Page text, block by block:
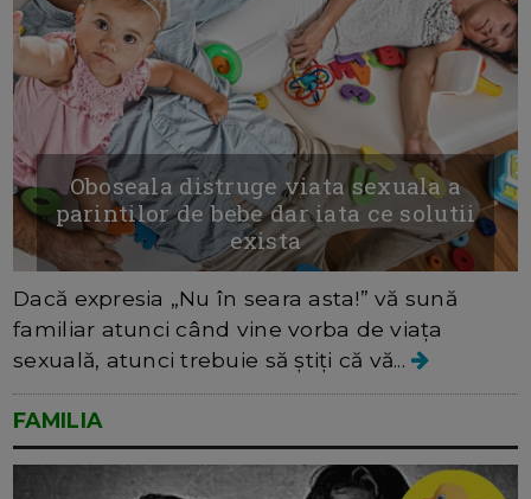
Oboseala distruge viata sexuala a
parintilor de bebe dar iata ce solutii
exista
Dacă expresia „Nu în seara asta!” vă sună
familiar atunci când vine vorba de viața
sexuală, atunci trebuie să știți că vă...
FAMILIA